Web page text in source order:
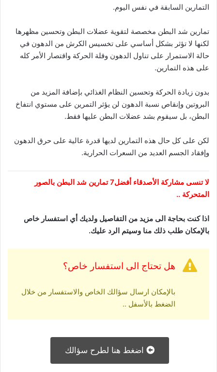
التمارين السابقة في نفس اليوم.
تمارين شد البطن مخصصة لتقوية عضلات البطن وتحسين مظهرها
لكنها لا تؤثر بشكل أساسي على تخسيس الكرش من الدهون في
حالة الاستمرار على تناول الدهون وقلة الحركة واقتصار الأمر كله
على هذه التمارين.
بدون زيادة الحركة وتحسين النظام الغذائي بإضافة المزيد من
البروتين وإنقاص نسبة الدهون لن يؤثر التمرين على مستوي انتفاخ
البطن، بل سيقوم بشد عضلات البطن عليها فقط.
لكن على كل حال هذه التمارين لديها قدرة عالية على حرق الدهون
وإفقاد الجسم العديد من السعرات الحرارية.
لا تنسى مشاركة الأصدقاء
أفضل7 تمارين شد البطن بالصور
المتحركة ..
اذا كنت بحاجة الى مزيد من التفاصيل ولديك أي استفسار خاص
بالإمكان طلب ذلك منا وسيتم الرد عليك.
هل تحتاج الى استفسار خاص؟
بالإمكان ارسال سؤالك الخاص والاستفسار من خلال
الضغط بالأسفل ..
اضغط هنا لطرح سؤالك